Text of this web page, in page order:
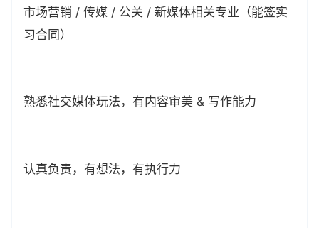
市场营销 / 传媒 / 公关 / 新媒体相关专业（能签实
习合同）
熟悉社交媒体玩法，有内容审美 & 写作能力
认真负责，有想法，有执行力